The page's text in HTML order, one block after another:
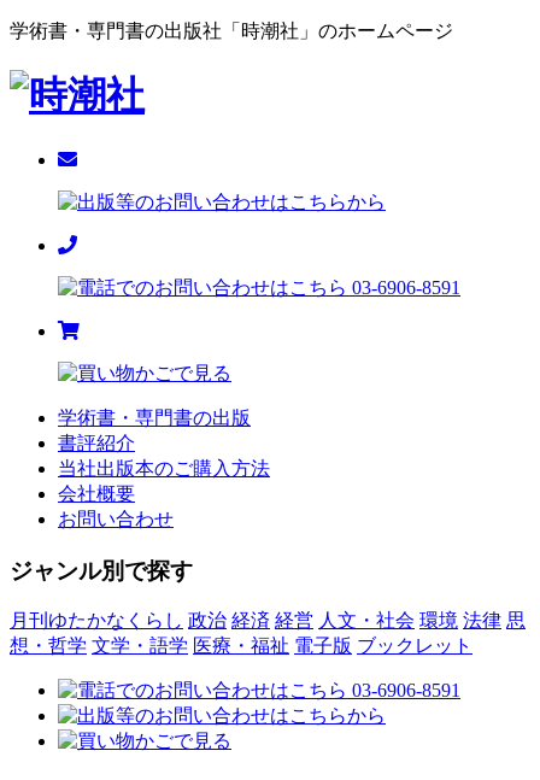
学術書・専門書の出版社「時潮社」のホームページ
学術書・専門書の出版
書評紹介
当社出版本のご購入方法
会社概要
お問い合わせ
ジャンル別で探す
月刊ゆたかなくらし 政治 経済 経営 人文・社会 環境 法律 思
想・哲学 文学・語学 医療・福祉 電子版 ブックレット